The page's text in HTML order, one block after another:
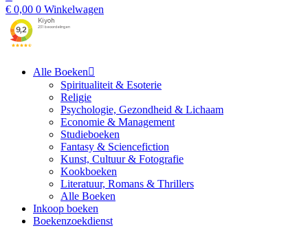
€ 0,00 0 Winkelwagen
Alle Boeken
Spiritualiteit & Esoterie
Religie
Psychologie, Gezondheid & Lichaam
Economie & Management
Studieboeken
Fantasy & Sciencefiction
Kunst, Cultuur & Fotografie
Kookboeken
Literatuur, Romans & Thrillers
Alle Boeken
Inkoop boeken
Boekenzoekdienst